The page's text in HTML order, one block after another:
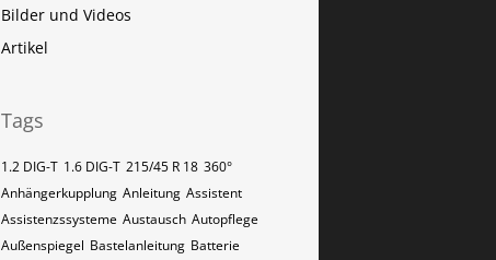
Bilder und Videos
Artikel
Tags
1.2 DIG-T 1.6 DIG-T 215/45 R 18 360°
Anhängerkupplung Anleitung Assistent
Assistenzssysteme Austausch Autopflege
Außenspiegel Bastelanleitung Batterie